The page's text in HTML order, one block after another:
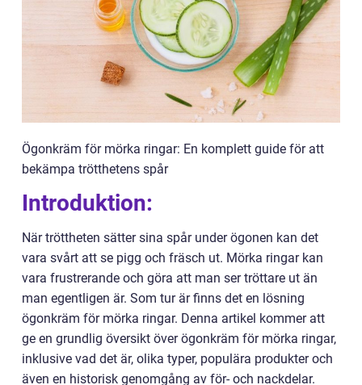
Ögonkräm för mörka ringar: En komplett guide för att
bekämpa trötthetens spår
Introduktion:
När tröttheten sätter sina spår under ögonen kan det
vara svårt att se pigg och fräsch ut. Mörka ringar kan
vara frustrerande och göra att man ser tröttare ut än
man egentligen är. Som tur är finns det en lösning
ögonkräm för mörka ringar. Denna artikel kommer att
ge en grundlig översikt över ögonkräm för mörka ringar,
inklusive vad det är, olika typer, populära produkter och
även en historisk genomgång av för- och nackdelar.